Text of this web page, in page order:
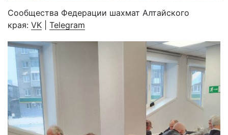
Сообщества Федерации шахмат Алтайского
края: VK Telegram